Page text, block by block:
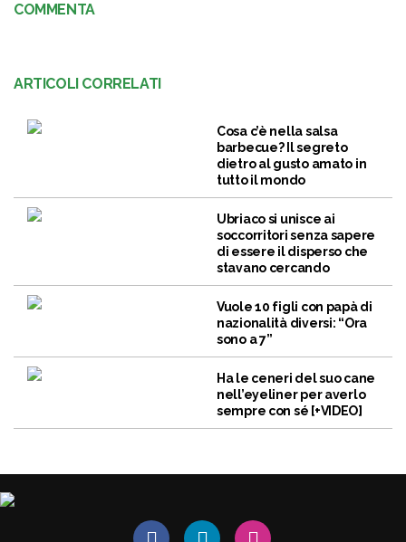
COMMENTA
ARTICOLI CORRELATI
Cosa c’è nella salsa
barbecue? Il segreto
dietro al gusto amato in
tutto il mondo
Ubriaco si unisce ai
soccorritori senza sapere
di essere il disperso che
stavano cercando
Vuole 10 figli con papà di
nazionalità diversi: “Ora
sono a 7”
Ha le ceneri del suo cane
nell’eyeliner per averlo
sempre con sé [+VIDEO]